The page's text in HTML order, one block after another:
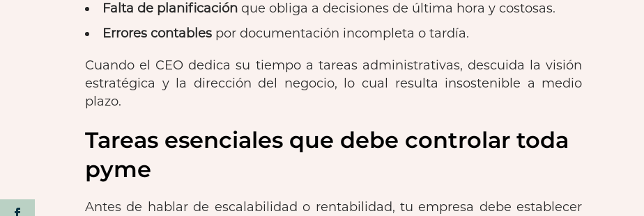
Falta de planificación que obliga a decisiones de última hora y costosas.
Errores contables por documentación incompleta o tardía.
Cuando el CEO dedica su tiempo a tareas administrativas, descuida la visión
estratégica y la dirección del negocio, lo cual resulta insostenible a medio
plazo.
Tareas esenciales que debe controlar toda
pyme
Antes de hablar de escalabilidad o rentabilidad, tu empresa debe establecer